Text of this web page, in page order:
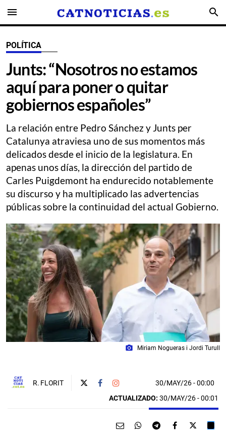
menu search
POLÍTICA
Junts: “Nosotros no estamos
aquí para poner o quitar
gobiernos españoles”
La relación entre Pedro Sánchez y Junts per
Catalunya atraviesa uno de sus momentos más
delicados desde el inicio de la legislatura. En
apenas unos días, la dirección del partido de
Carles Puigdemont ha endurecido notablemente
su discurso y ha multiplicado las advertencias
públicas sobre la continuidad del actual Gobierno.
photo_camera Miriam Nogueras i Jordi Turull
R. FLORIT 30/MAY/26- 00:00
ACTUALIZADO: 30/MAY/26 - 00:01